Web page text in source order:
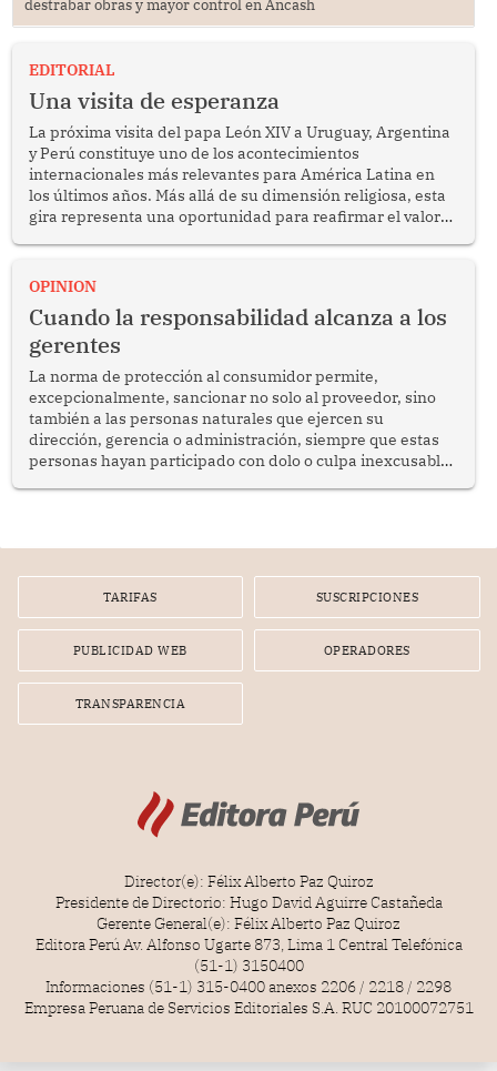
destrabar obras y mayor control en Áncash
EDITORIAL
Una visita de esperanza
La próxima visita del papa León XIV a Uruguay, Argentina
y Perú constituye uno de los acontecimientos
internacionales más relevantes para América Latina en
los últimos años. Más allá de su dimensión religiosa, esta
gira representa una oportunidad para reafirmar el valor
enfrenta desafíos en materia de desarrollo, cohesión
OPINION
Cuando la responsabilidad alcanza a los
gerentes
La norma de protección al consumidor permite,
excepcionalmente, sancionar no solo al proveedor, sino
también a las personas naturales que ejercen su
dirección, gerencia o administración, siempre que estas
personas hayan participado con dolo o culpa inexcusable
por la frustrada realización de un meet and greet con
TARIFAS SUSCRIPCIONES
PUBLICIDAD WEB OPERADORES
TRANSPARENCIA
Director(e): Félix Alberto Paz Quiroz
Presidente de Directorio: Hugo David Aguirre Castañeda
Gerente General(e): Félix Alberto Paz Quiroz
Editora Perú Av. Alfonso Ugarte 873, Lima 1 Central Telefónica
(51-1) 3150400
Informaciones (51-1) 315-0400 anexos 2206 / 2218 / 2298
Empresa Peruana de Servicios Editoriales S.A. RUC 20100072751